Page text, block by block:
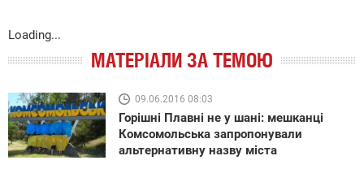
Loading...
МАТЕРІАЛИ ЗА ТЕМОЮ
09.06.2016 08:03
Горішні Плавні не у шані: мешканці
Комсомольська запропонували
альтернативну назву міста